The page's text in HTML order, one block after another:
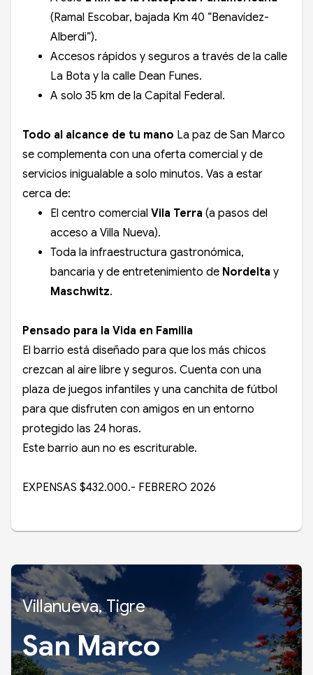
(Ramal Escobar, bajada Km 40 “Benavídez-
Alberdi”).
Accesos rápidos y seguros a través de la calle
La Bota y la calle Dean Funes.
A solo 35 km de la Capital Federal.
Todo al alcance de tu mano La paz de San Marco
se complementa con una oferta comercial y de
servicios inigualable a solo minutos. Vas a estar
cerca de:
El centro comercial Vila Terra (a pasos del
acceso a Villa Nueva).
Toda la infraestructura gastronómica,
bancaria y de entretenimiento de Nordelta y
Maschwitz.
Pensado para la Vida en Familia
El barrio está diseñado para que los más chicos
crezcan al aire libre y seguros. Cuenta con una
plaza de juegos infantiles y una canchita de fútbol
para que disfruten con amigos en un entorno
protegido las 24 horas.
Este barrio aun no es escriturable.
EXPENSAS $432.000.- FEBRERO 2026
Villanueva, Tigre
San Marco